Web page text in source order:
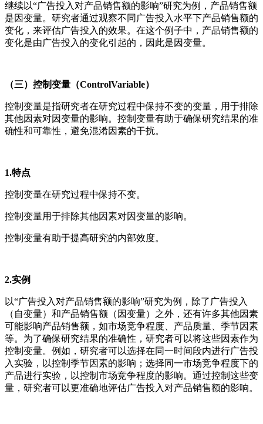
继续以“广告投入对产品销售额的影响”研究为例，产品销售额
是因变量。研究者通过观察不同广告投入水平下产品销售额的
变化，来评估广告投入的效果。在这个例子中，产品销售额的
变化是由广告投入的变化引起的，因此是因变量。
（三）控制变量（ControlVariable）
控制变量是指研究者在研究过程中保持不变的变量，用于排除
其他因素对因变量的影响。控制变量有助于确保研究结果的准
确性和可靠性，避免混淆因素的干扰。
1.特点
控制变量在研究过程中保持不变。
控制变量用于排除其他因素对因变量的影响。
控制变量有助于提高研究的内部效度。
2.实例
以“广告投入对产品销售额的影响”研究为例，除了广告投入
（自变量）和产品销售额（因变量）之外，还有许多其他因素
可能影响产品销售额，如市场竞争程度、产品质量、季节因素
等。为了确保研究结果的准确性，研究者可以将这些因素作为
控制变量。例如，研究者可以选择在同一时间段内进行广告投
入实验，以控制季节因素的影响；选择同一市场竞争程度下的
产品进行实验，以控制市场竞争程度的影响。通过控制这些变
量，研究者可以更准确地评估广告投入对产品销售额的影响。